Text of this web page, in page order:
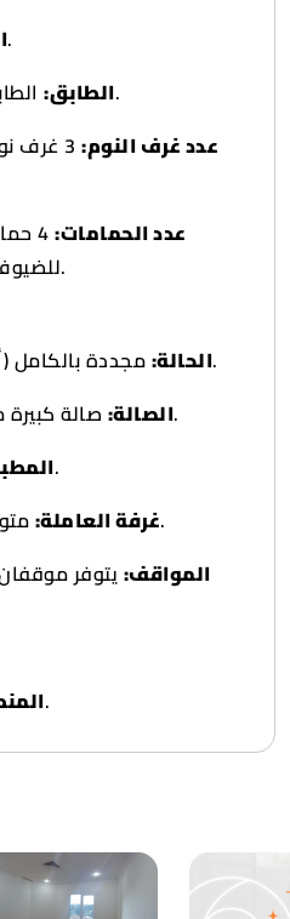
150 متر مربع.
الطابق:الطابق الثاني (يوجد مصعد).
عدد غرف النوم:
عدد الحمامات:
4
للضيوف وحمام غرفة العاملة).
الحالة:مجددة بالكامل (أول ساكن بعد التجديد).
الصالة:صالة كبيرة مع حمام خاص للضيوف.
مطبخ مجهز بالكامل.
غرفة العاملة:متوفرة مع حمام خاص بها.
المواقف:يتوفر
الصديق، قطعة 3.